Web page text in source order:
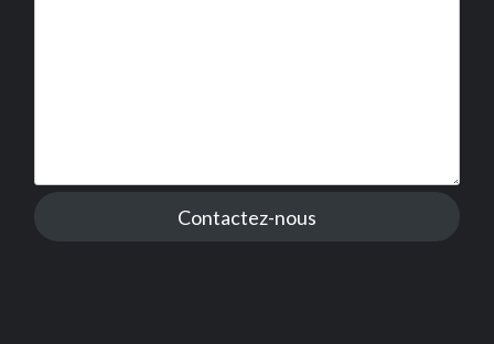
Contactez-nous